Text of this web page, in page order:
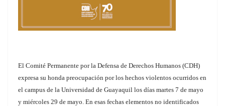
El Comité Permanente por la Defensa de Derechos Humanos (CDH)
expresa su honda preocupación por los hechos violentos ocurridos en
el campus de la Universidad de Guayaquil los días martes 7 de mayo
y miércoles 29 de mayo. En esas fechas elementos no identificados